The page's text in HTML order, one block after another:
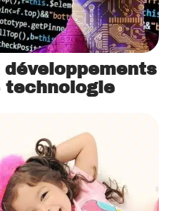
développements
technologie